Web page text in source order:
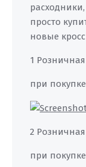
просто
новые
1
при
2
при